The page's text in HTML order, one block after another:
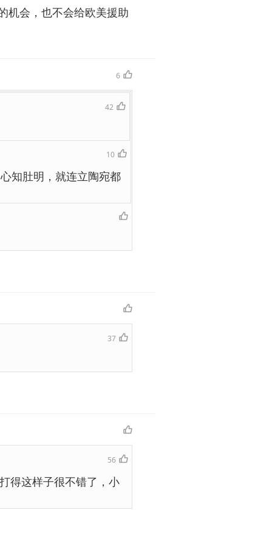
机会，也不会给欧美援助
6
42
10
知肚明，就连立陶宛都
37
56
得这样子很不错了，小